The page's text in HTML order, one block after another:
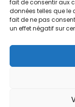
fait de consentir aux
données telles que le
fait de ne pas
un effet négatif sur
un